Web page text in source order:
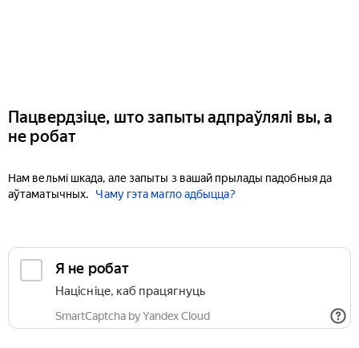
Пацвердзіце, што запыты адпраўлялі вы, а
не робат
Нам вельмі шкада, але запыты з вашай прылады падобныя да
аўтаматычных.
Чаму гэта магло адбыцца?
Я не робат
Націсніце, каб працягнуць
SmartCaptcha by Yandex Cloud